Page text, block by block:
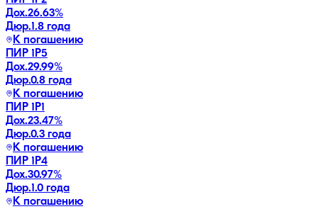
Дох.26.63%
Дюр.1.8 года
К погашению
ПИР 1P5
Дох.29.99%
Дюр.0.8 года
К погашению
ПИР 1P1
Дох.23.47%
Дюр.0.3 года
К погашению
ПИР 1P4
Дох.30.97%
Дюр.1.0 года
К погашению